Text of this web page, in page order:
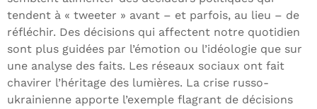
tendent à « tweeter » avant – et parfois, au lieu – de
réfléchir. Des décisions qui affectent notre quotidien
sont plus guidées par l’émotion ou l’idéologie que sur
une analyse des faits. Les réseaux sociaux ont fait
chavirer l’héritage des lumières. La crise russo-
ukrainienne apporte l’exemple flagrant de décisions